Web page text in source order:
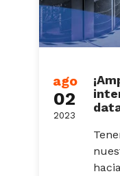
ago
02
2023